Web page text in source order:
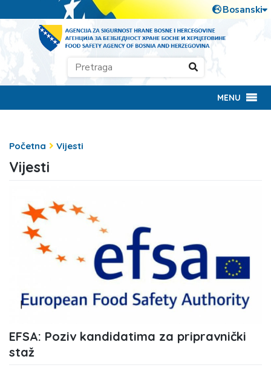
MENU
Početna Vijesti
Vijesti
EFSA: Poziv kandidatima za pripravnički
staž